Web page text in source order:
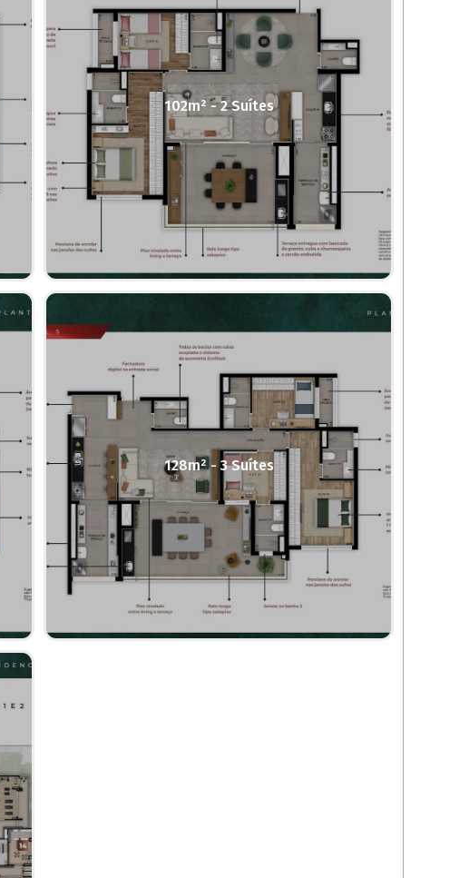
102m² - 2 Suítes
128m² - 3 Suítes